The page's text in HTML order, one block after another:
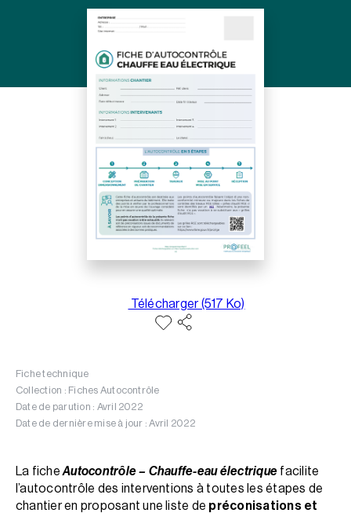
Télécharger (517 Ko)
Fiche technique
Collection : Fiches Autocontrôle
Date de parution : Avril 2022
Date de dernière mise à jour : Avril 2022
La ficheAutocontrôle – Chauffe-eau électrique facilite
l’autocontrôle des interventions à toutes les étapes de
chantier en proposant une liste de préconisations et